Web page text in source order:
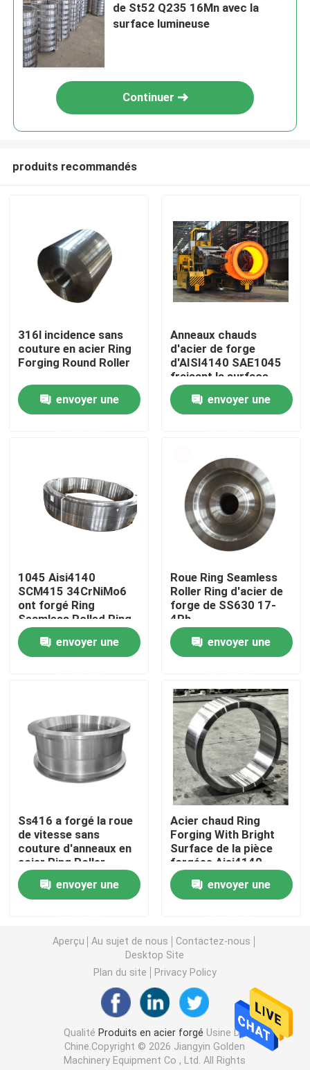
Maison
Produits
Visite d'usine
Contrôle de qualité
Contactez-nous
Nouvelles
Axes en acier forgés
Bloc en acier forgé
Douilles forgées
Blancs en acier
Rod en acier poli
Rod en acier lumineux
de St52 Q235 16Mn avec la
surface lumineuse
Continuer
produits recommandés
316l incidence sans
couture en acier Ring
Forging Round Roller
envoyer une
Anneaux chauds
d'acier de forge
d'AISI4140 SAE1045
fraisant la surface
pour la tour de vent
envoyer une
1045 Aisi4140
SCM415 34CrNiMo6
ont forgé Ring
Seamless Rolled Ring
Forging de
conservation en acier
envoyer une
Roue Ring Seamless
Roller Ring d'acier de
forge de SS630 17-
4Ph
envoyer une
Ss416 a forgé la roue
de vitesse sans
couture d'anneaux en
acier Ring Roller
envoyer une
Acier chaud Ring
Forging With Bright
Surface de la pièce
forgéee Aisi4140
Scm440 Sae8620
envoyer une
Aperçu Au sujet de nous
Contactez-nous
Desktop Site
Plan du site
Privacy Policy
Qualité Produits en acier forgé Usine De
Chine.Copyright © 2026 Jiangyin Golden
Machinery Equipment Co , Ltd. All Rights